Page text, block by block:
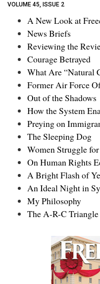
VOLUME 45, ISSUE 2
A New Look at
News Briefs
Reviewing the
Courage Betrayed
What Are “Natural
Former Air Force
Out of the Shadows
How the System
Preying on
The Sleeping Dog
Women Struggle
On Human Rights
A Bright Flash of
An Ideal Night in
My Philosophy
The A-R-C Triangle